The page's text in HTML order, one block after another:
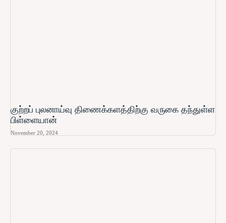
குற்றப் புலனாய்வு திணைக்களத்திற்கு வருகை தந்துள்ள
பிள்ளையான்
November 20, 2024